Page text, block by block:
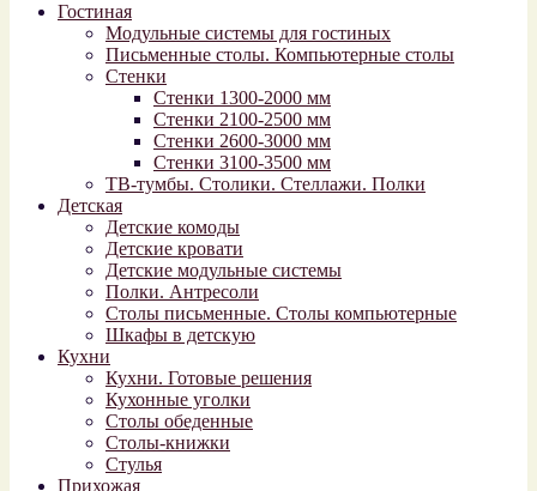
Гостиная
Модульные системы для гостиных
Письменные столы. Компьютерные столы
Стенки
Стенки 1300-2000 мм
Стенки 2100-2500 мм
Стенки 2600-3000 мм
Стенки 3100-3500 мм
ТВ-тумбы. Столики. Стеллажи. Полки
Детская
Детские комоды
Детские кровати
Детские модульные системы
Полки. Антресоли
Столы письменные. Столы компьютерные
Шкафы в детскую
Кухни
Кухни. Готовые решения
Кухонные уголки
Столы обеденные
Столы-книжки
Стулья
Прихожая